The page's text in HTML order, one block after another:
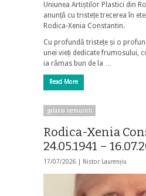
Uniunea Artiștilor Plastici din
anunță cu tristețe trecerea în
Rodica-Xenia Constantin.
Cu profundă tristețe și o
unei vieți dedicate frumosului,
ia rămas bun de la …
Read More
galaxia nemuririi
Rodica-Xenia
24.05.1941 –
17/07/2026 | Nistor Laurențiu